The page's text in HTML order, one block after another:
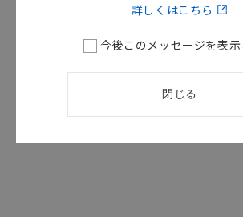
詳しくはこちら
今後このメッセージを表示
閉じる